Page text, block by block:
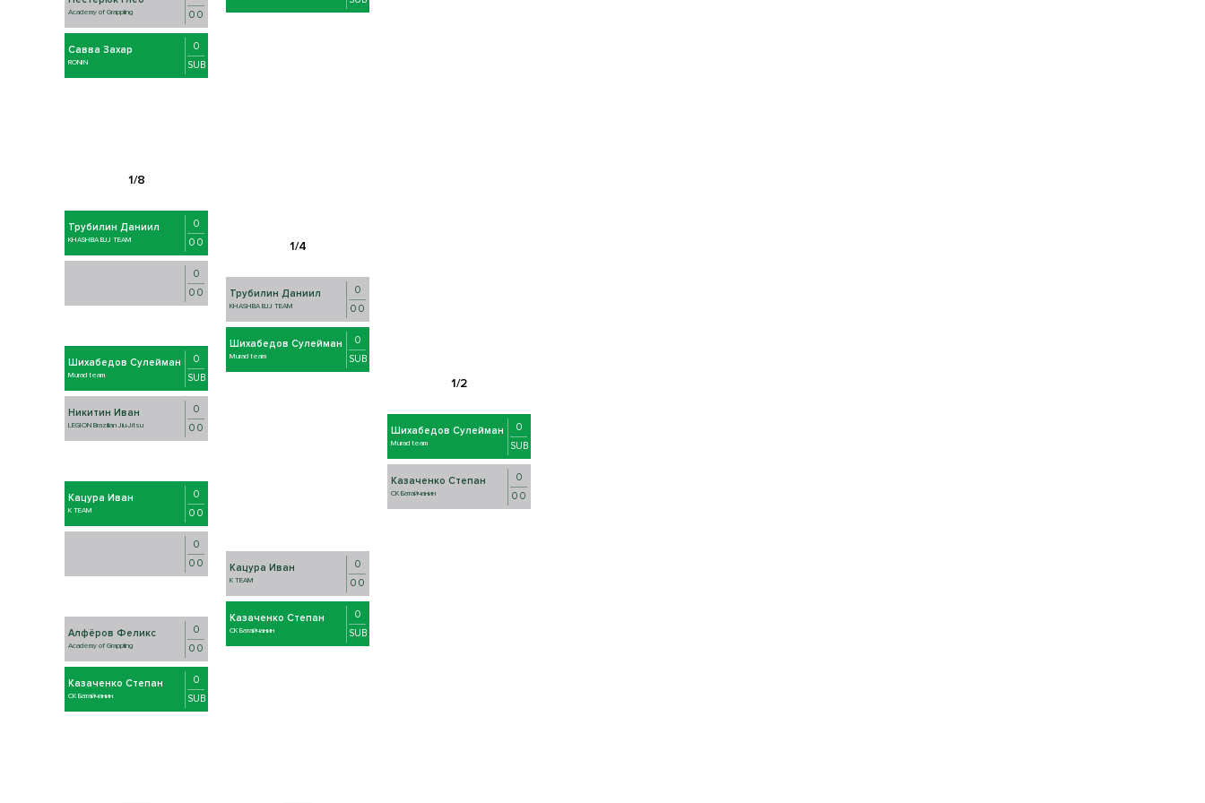
Academy of Grappling
0 0
Савва Захар
RONIN
0
SUB
Трубилин Даниил
KHASHBA BJJ TEAM
0
0 0
0
0 0
Шихабедов Сулейман
Murad team
0
SUB
Никитин Иван
LEGION Brazilian Jiu-Jitsu
0
0 0
Кацура Иван
K TEAM
0
0 0
0
0 0
Алфёров Феликс
Academy of Grappling
0
0 0
Казаченко Степан
СК Батайчанин
0
SUB
Трубилин Даниил
KHASHBA BJJ TEAM
0
0 0
Шихабедов Сулейман
Murad team
0
SUB
Кацура Иван
K TEAM
0
0 0
Казаченко Степан
СК Батайчанин
0
SUB
Шихабедов Сулейман
Murad team
0
SUB
Казаченко Степан
СК Батайчанин
0
0 0